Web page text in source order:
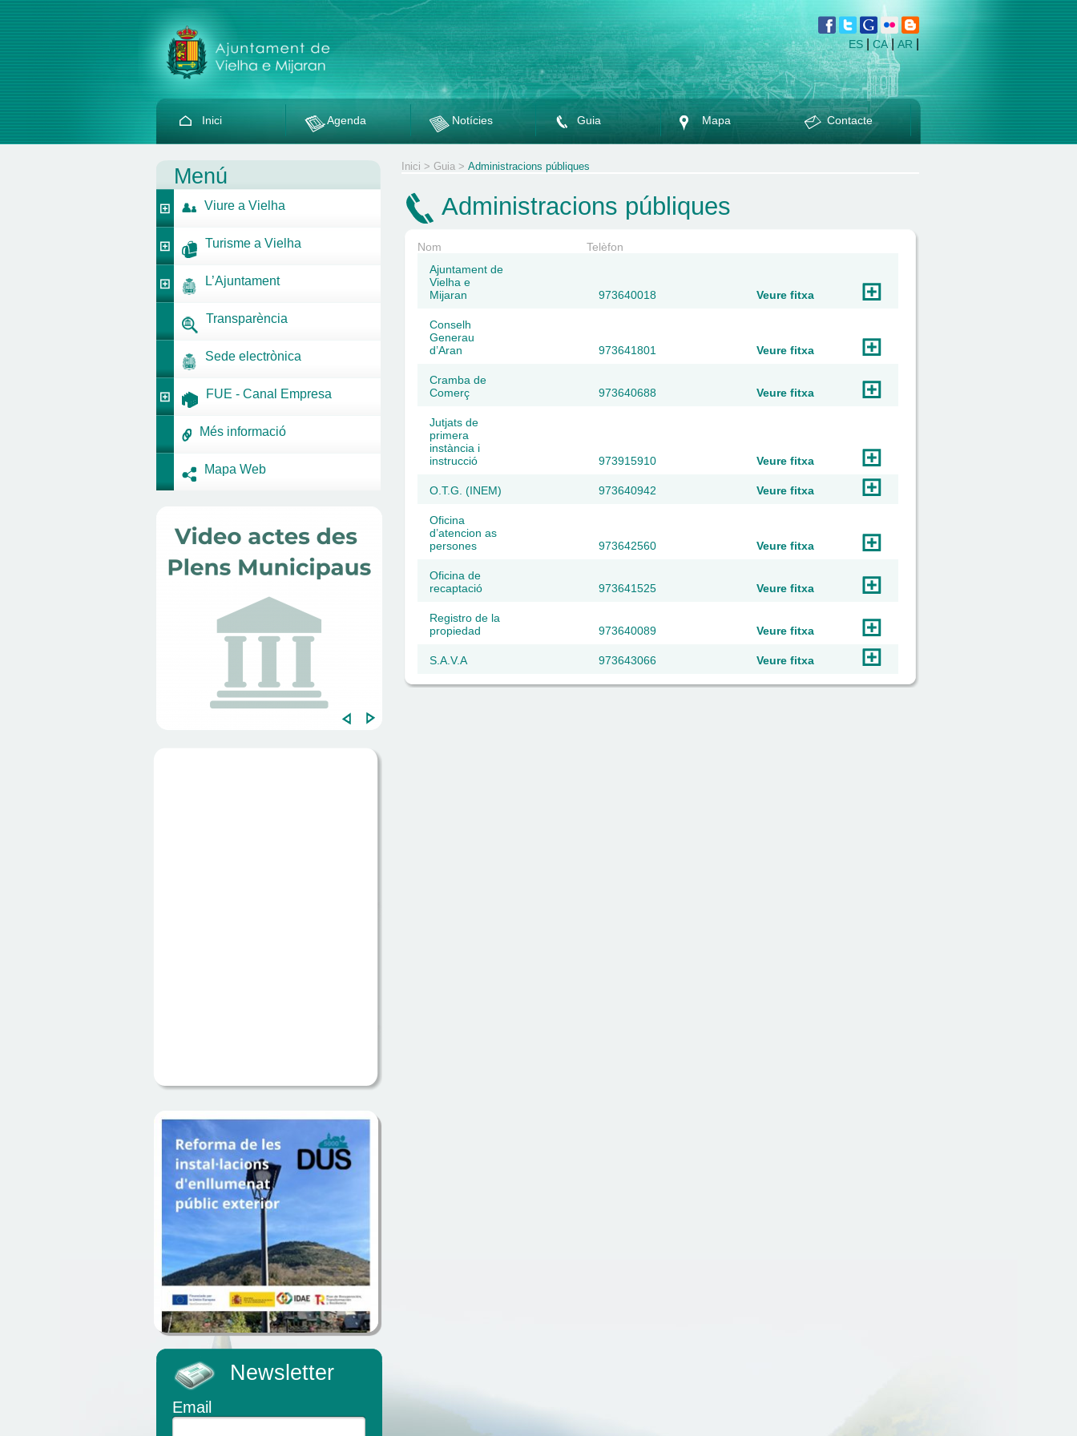
ES CA | AR
Inici Agenda Notícies Guia Mapa Contacte
Menú
Viure a Vielha
Turisme a Vielha
L’Ajuntament
Transparència
Sede electrònica
FUE - Canal Empresa
Més informació
Mapa Web
Newsletter
Email
Inici > Guia > Administracions públiques
Administracions públiques
Nom
Telèfon
Ajuntament de
Vielha e
Mijaran
973640018 Veure fitxa
Conselh
Generau
d’Aran
973641801 Veure fitxa
Cramba de
Comerç
973640688 Veure fitxa
Jutjats de
primera
instància i
instrucció
973915910 Veure fitxa
O.T.G. (INEM) 973640942 Veure fitxa
Oficina
d’atencion as
persones
973642560 Veure fitxa
Oficina de
recaptació
973641525 Veure fitxa
Registro de la
propiedad
973640089 Veure fitxa
S.A.V.A 973643066 Veure fitxa